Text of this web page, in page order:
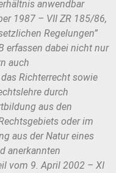
anwendbar
1987 – VII ZR 185/86,
Regelungen”
erfassen dabei nicht nur
auch
Richterrecht sowie
durch
aus den
oder im
aus der Natur eines
anerkannten
vom 9. April 2002 – XI